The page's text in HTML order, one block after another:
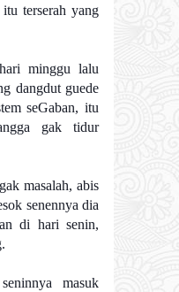
terserah yang
minggu lalu
dangdut guede
seGaban, itu
gak tidur
masalah, abis
senennya dia
di hari senin,
masuk